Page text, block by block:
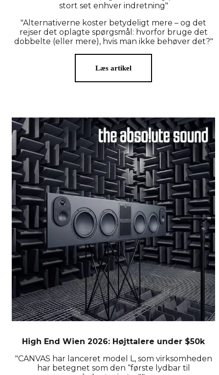
stort set enhver indretning"
"Alternativerne koster betydeligt mere – og det
rejser det oplagte spørgsmål: hvorfor bruge det
dobbelte (eller mere), hvis man ikke behøver det?"
Læs artikel
High End Wien 2026: Højttalere under $50k
"CANVAS har lanceret model L, som virksomheden
har betegnet som den “første lydbar til